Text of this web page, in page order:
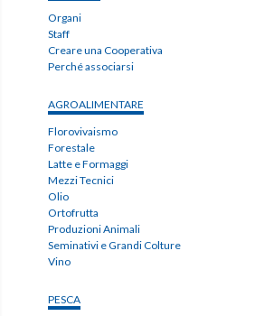
Organi
Staff
Creare una Cooperativa
Perché associarsi
AGROALIMENTARE
Florovivaismo
Forestale
Latte e Formaggi
Mezzi Tecnici
Olio
Ortofrutta
Produzioni Animali
Seminativi e Grandi Colture
Vino
PESCA